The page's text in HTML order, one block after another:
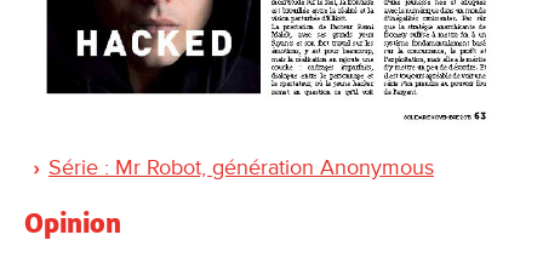
Série : Mr Robot, génération Anonymous
Opinion